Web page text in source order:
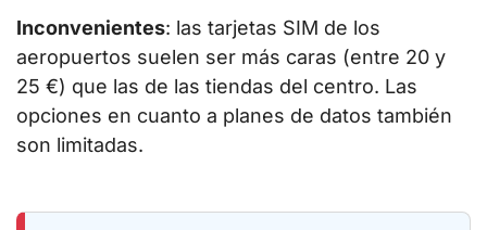
Inconvenientes: las tarjetas SIM de los
aeropuertos suelen ser más caras (entre 20 y
25 €) que las de las tiendas del centro. Las
opciones en cuanto a planes de datos también
son limitadas.